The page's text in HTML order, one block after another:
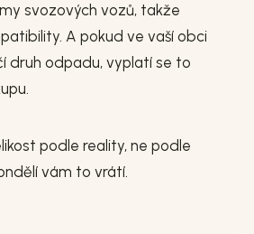
svozových vozů, takže
A pokud ve vaší obci
druh odpadu, vyplatí se to
podle reality, ne podle
vám to vrátí.